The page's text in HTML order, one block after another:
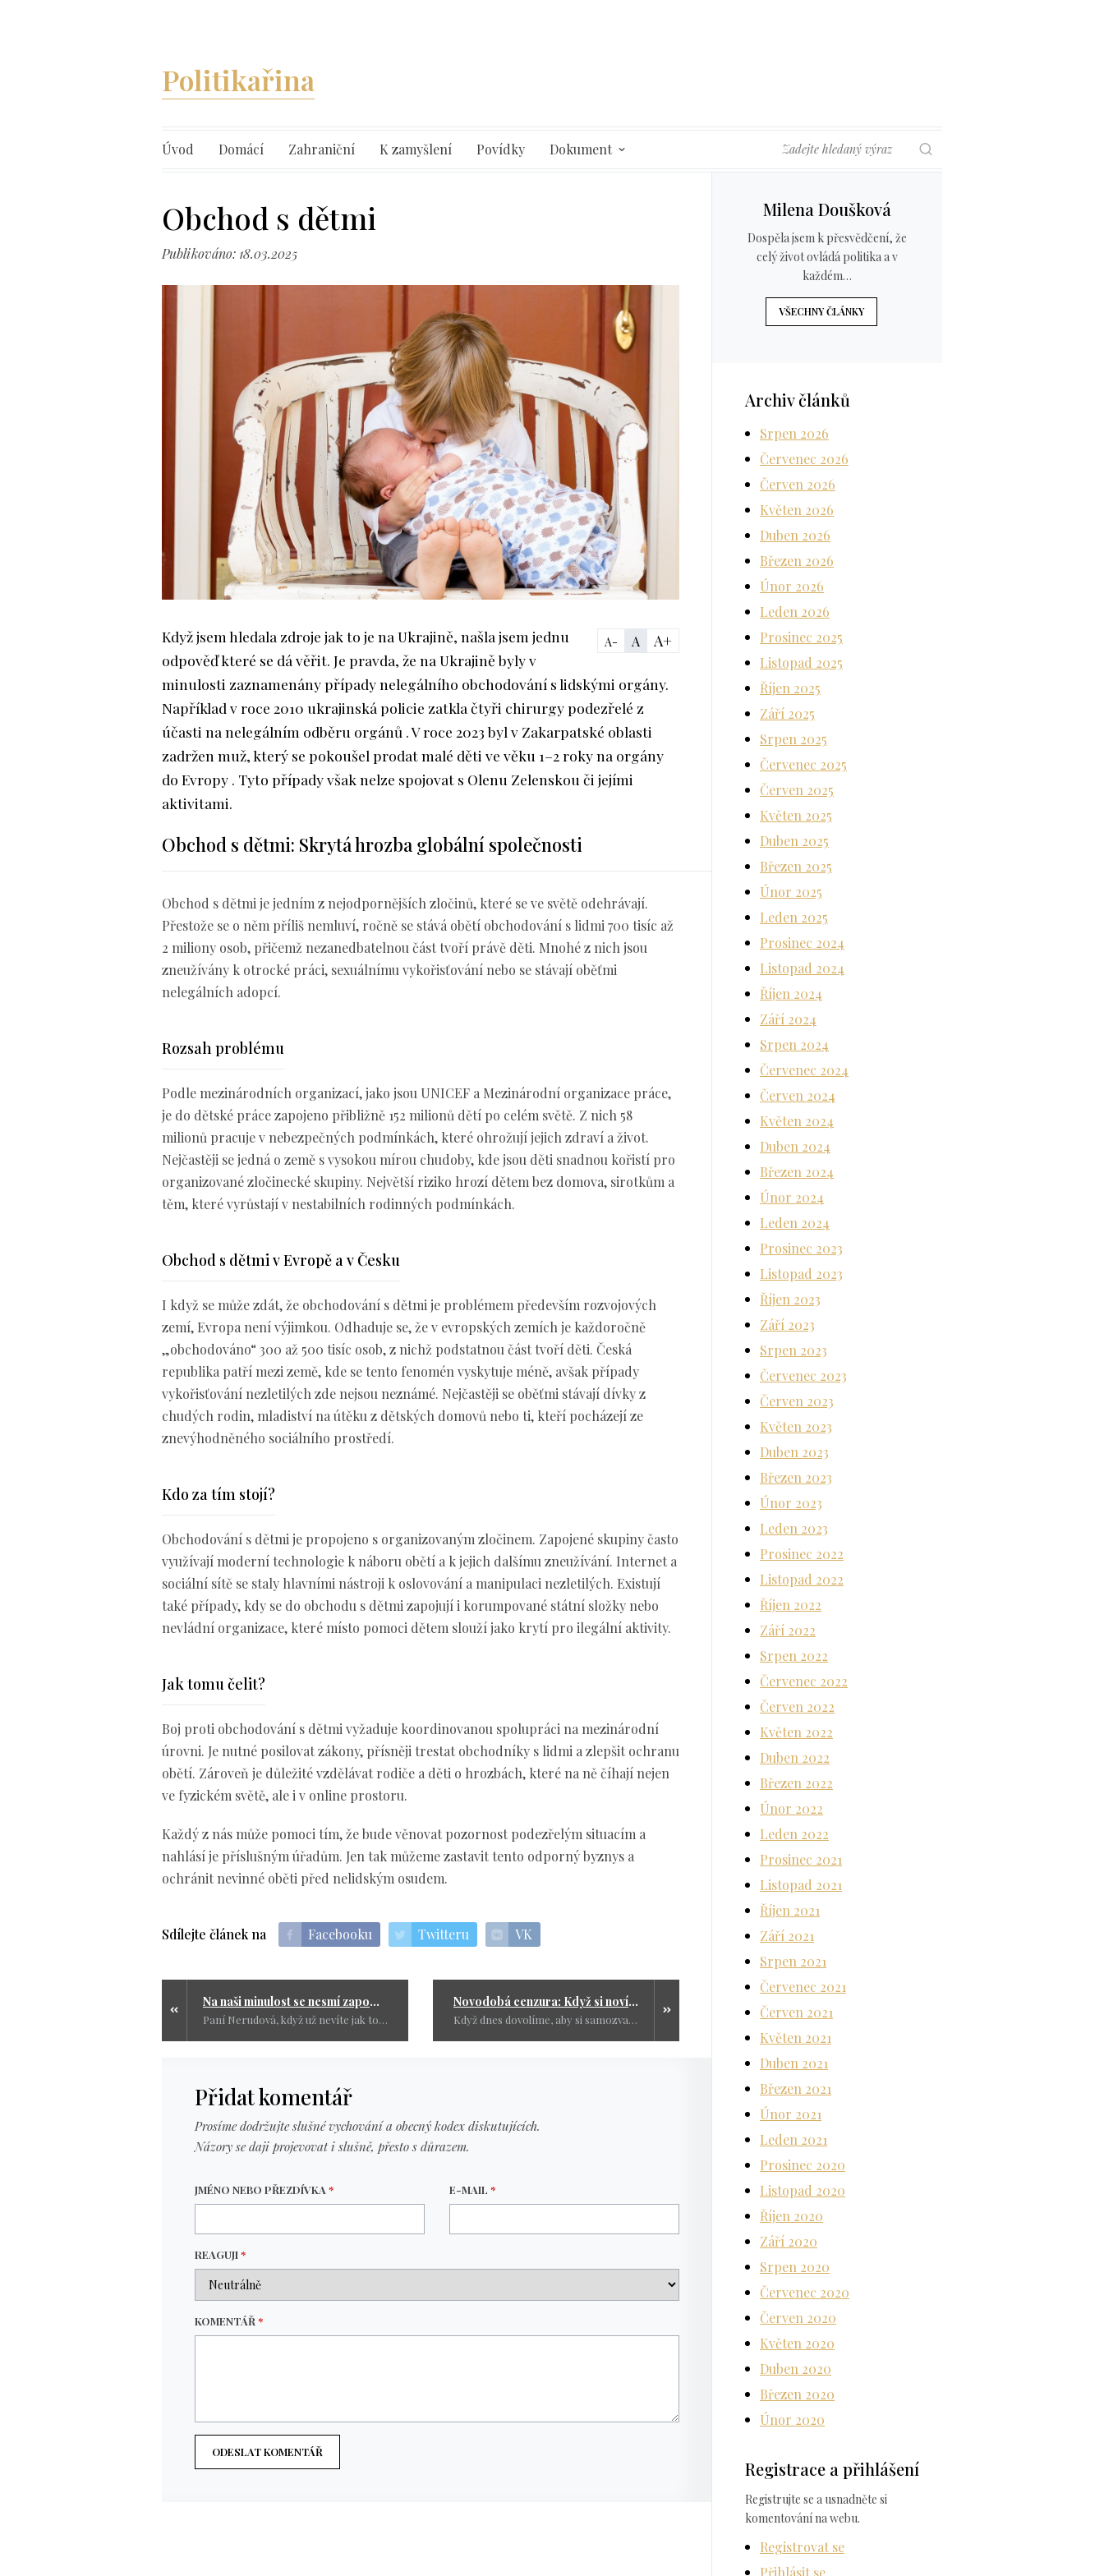
Politikařina
Úvod Domácí Zahraniční K zamyšlení Povídky Dokument
Obchod s dětmi
Publikováno: 18.03.2025
A- A A+
Když jsem hledala zdroje jak to je na Ukrajině, našla jsem jednu
odpověď které se dá věřit. Je pravda, že na Ukrajině byly v
minulosti zaznamenány případy nelegálního obchodování s lidskými orgány.
Například v roce 2010 ukrajinská policie zatkla čtyři chirurgy podezřelé z
účasti na nelegálním odběru orgánů . V roce 2023 byl v Zakarpatské oblasti
zadržen muž, který se pokoušel prodat malé děti ve věku 1–2 roky na orgány
do Evropy . Tyto případy však nelze spojovat s Olenu Zelenskou či jejími
aktivitami.​
Obchod s dětmi: Skrytá hrozba globální společnosti
Obchod s dětmi je jedním z nejodpornějších zločinů, které se ve světě odehrávají.
Přestože se o něm příliš nemluví, ročně se stává obětí obchodování s lidmi 700 tisíc až
2 miliony osob, přičemž nezanedbatelnou část tvoří právě děti. Mnohé z nich jsou
zneužívány k otrocké práci, sexuálnímu vykořisťování nebo se stávají oběťmi
nelegálních adopcí.
Rozsah problému
Podle mezinárodních organizací, jako jsou UNICEF a Mezinárodní organizace práce,
je do dětské práce zapojeno přibližně 152 milionů dětí po celém světě. Z nich 58
milionů pracuje v nebezpečných podmínkách, které ohrožují jejich zdraví a život.
Nejčastěji se jedná o země s vysokou mírou chudoby, kde jsou děti snadnou kořistí pro
organizované zločinecké skupiny. Největší riziko hrozí dětem bez domova, sirotkům a
těm, které vyrůstají v nestabilních rodinných podmínkách.
Obchod s dětmi v Evropě a v Česku
I když se může zdát, že obchodování s dětmi je problémem především rozvojových
zemí, Evropa není výjimkou. Odhaduje se, že v evropských zemích je každoročně
„obchodováno“ 300 až 500 tisíc osob, z nichž podstatnou část tvoří děti. Česká
republika patří mezi země, kde se tento fenomén vyskytuje méně, avšak případy
vykořisťování nezletilých zde nejsou neznámé. Nejčastěji se oběťmi stávají dívky z
chudých rodin, mladiství na útěku z dětských domovů nebo ti, kteří pocházejí ze
znevýhodněného sociálního prostředí.
Kdo za tím stojí?
Obchodování s dětmi je propojeno s organizovaným zločinem. Zapojené skupiny často
využívají moderní technologie k náboru obětí a k jejich dalšímu zneužívání. Internet a
sociální sítě se staly hlavními nástroji k oslovování a manipulaci nezletilých. Existují
také případy, kdy se do obchodu s dětmi zapojují i korumpované státní složky nebo
nevládní organizace, které místo pomoci dětem slouží jako krytí pro ilegální aktivity.
Jak tomu čelit?
Boj proti obchodování s dětmi vyžaduje koordinovanou spolupráci na mezinárodní
úrovni. Je nutné posilovat zákony, přísněji trestat obchodníky s lidmi a zlepšit ochranu
obětí. Zároveň je důležité vzdělávat rodiče a děti o hrozbách, které na ně číhají nejen
ve fyzickém světě, ale i v online prostoru.
Každý z nás může pomoci tím, že bude věnovat pozornost podezřelým situacím a
nahlásí je příslušným úřadům. Jen tak můžeme zastavit tento odporný byznys a
ochránit nevinné oběti před nelidským osudem.
Sdílejte článek na Facebooku Twitteru VK
Na naši minulost se nesmí zapomínat
Paní Nerudová, když už nevíte jak to bylo, tak si přečtěte tento krátký článek a začněte se stydět a učit. Vy nemáte v politice co dělat a neměla byste rozhodně učit na jakékoliv škole.
Novodobá cenzura: Když si noví svazáci diktují, co smíme číst
Když dnes dovolíme, aby si samozvaní mravokárci diktovali, co smíme číst, zítra už to budou knihy pálené na hranici. A pokud se proti tomu nezačneme bouřit, bude to i naše vina.
Přidat komentář
Prosíme dodržujte slušné vychování a obecný kodex diskutujících.
Názory se daji projevovat i slušně, přesto s důrazem.
JMÉNO NEBO PŘEZDÍVKA * E-MAIL *
REAGUJI*
KOMENTÁŘ *
ODESLAT KOMENTÁŘ
Milena Doušková
Dospěla jsem k přesvědčení, že
celý život ovládá politika a v
každém…
VŠECHNY ČLÁNKY
Archiv článků
Srpen 2026
Červenec 2026
Červen 2026
Květen 2026
Duben 2026
Březen 2026
Únor 2026
Leden 2026
Prosinec 2025
Listopad 2025
Říjen 2025
Září 2025
Srpen 2025
Červenec 2025
Červen 2025
Květen 2025
Duben 2025
Březen 2025
Únor 2025
Leden 2025
Prosinec 2024
Listopad 2024
Říjen 2024
Září 2024
Srpen 2024
Červenec 2024
Červen 2024
Květen 2024
Duben 2024
Březen 2024
Únor 2024
Leden 2024
Prosinec 2023
Listopad 2023
Říjen 2023
Září 2023
Srpen 2023
Červenec 2023
Červen 2023
Květen 2023
Duben 2023
Březen 2023
Únor 2023
Leden 2023
Prosinec 2022
Listopad 2022
Říjen 2022
Září 2022
Srpen 2022
Červenec 2022
Červen 2022
Květen 2022
Duben 2022
Březen 2022
Únor 2022
Leden 2022
Prosinec 2021
Listopad 2021
Říjen 2021
Září 2021
Srpen 2021
Červenec 2021
Červen 2021
Květen 2021
Duben 2021
Březen 2021
Únor 2021
Leden 2021
Prosinec 2020
Listopad 2020
Říjen 2020
Září 2020
Srpen 2020
Červenec 2020
Červen 2020
Květen 2020
Duben 2020
Březen 2020
Únor 2020
Registrace a přihlášení
Registrujte se a usnadněte si
komentování na webu.
Registrovat se
Přihlásit se